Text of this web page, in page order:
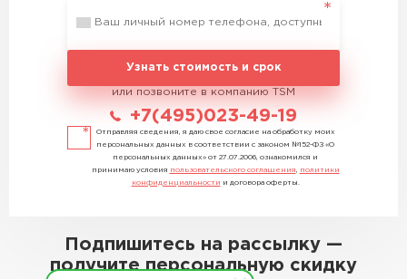
Узнать стоимость и срок
или позвоните в компанию TSM
+7(495)023-49-19
Отправляя сведения, я даю свое согласие на обработку моих
персональных данных в соответствии с законом №152-ФЗ «О
персональных данных» от 27.07.2006, ознакомился и
принимаю условия пользовательского соглашения
политики
конфиденциальности и договора оферты.
Подпишитесь на рассылку —
получите персональную скидку